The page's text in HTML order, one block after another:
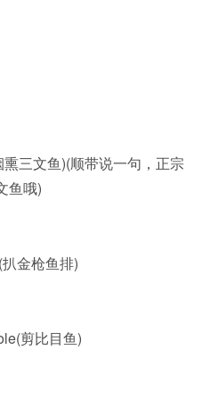
三文鱼)(顺带说一句，正宗
鱼哦)
金枪鱼排)
剪比目鱼)